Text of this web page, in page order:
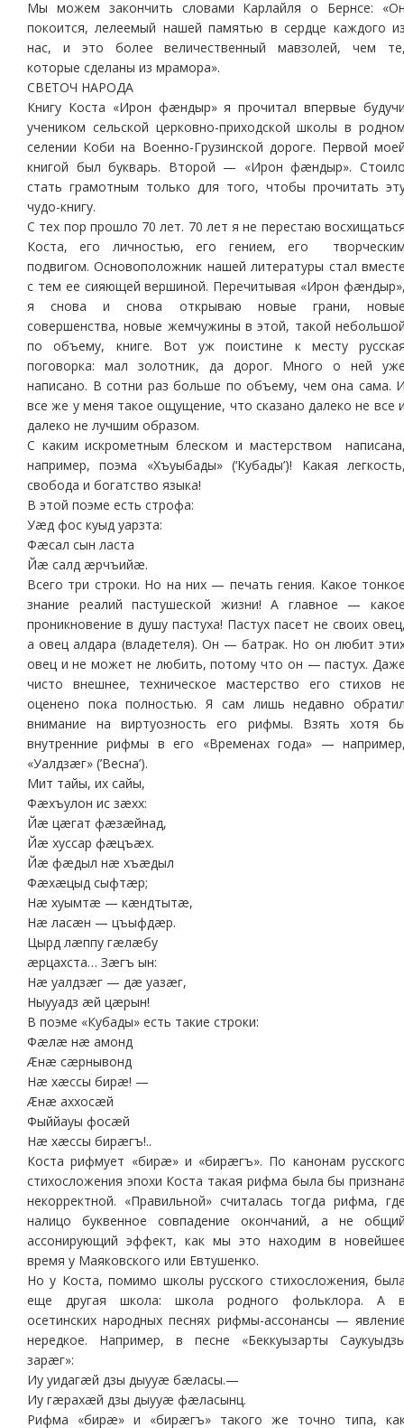
Мы можем закончить словами Карлайля о Бернсе:
покоится, лелеемый нашей памятью в сердце каждого
нас, и это более величественный мавзолей, чем
которые сделаны из мрамора».
СВЕТОЧ НАРОДА
Книгу Коста «Ирон фæндыр» я прочитал впервые
учеником сельской церковно-приходской школы в
селении Коби на Военно-Грузинской дороге. Первой
книгой был букварь. Второй — «Ирон фæндыр».
стать грамотным только для того, чтобы прочитать
чудо-книгу.
С тех пор прошло 70 лет. 70 лет я не перестаю
Коста, его личностью, его гением, его
подвигом. Основоположник нашей литературы стал
с тем ее сияющей вершиной. Перечитывая «Ирон
я снова и снова открываю новые грани,
совершенства, новые жемчужины в этой, такой
по объему, книге. Вот уж поистине к месту
поговорка: мал золотник, да дорог. Много о ней
написано. В сотни раз больше по объему, чем она сама.
все же у меня такое ощущение, что сказано далеко не все
далеко не лучшим образом.
С каким искрометным блеском и мастерством
например, поэма «Хъуыбады» (‘Кубады’)! Какая
свобода и богатство языка!
В этой поэме есть строфа:
Уæд фос куыд уарзта:
Фæсал сын ласта
Йæ салд æрчъийæ.
Всего три строки. Но на них — печать гения. Какое
знание реалий пастушеской жизни! А главное —
проникновение в душу пастуха! Пастух пасет не своих
а овец алдара (владетеля). Он — батрак. Но он любит
овец и не может не любить, потому что он — пастух.
чисто внешнее, техническое мастерство его стихов
оценено пока полностью. Я сам лишь недавно
внимание на виртуозность его рифмы. Взять хотя
внутренние рифмы в его «Временах года» —
«Уалдзæг» (’Весна’).
Мит тайы, их сайы,
Фæхъулон ис зæхх:
Йæ цæгат фæзæйнад,
Йæ хуссар фæцъæх.
Йæ фæдыл нæ хъæдыл
Фæхæцыд сыфтæр;
Нæ хуымтæ — кæндтытæ,
Нæ ласæн — цъыфдæр.
Цырд лæппу гæлæбу
æрцахста… Зæгъ ын:
Нæ уалдзæг — дæ уазæг,
Ныууадз æй цæрын!
В поэме «Кубады» есть такие строки:
Фæлæ нæ амонд
Æнæ сæрнывонд
Нæ хæссы бирæ! —
Æнæ аххосæй
Фыййауы фосæй
Нæ хæссы бирæгъ!..
Коста рифмует «бирæ» и «бирæгъ». По канонам
стихосложения эпохи Коста такая рифма была бы
некорректной. «Правильной» считалась тогда рифма,
налицо буквенное совпадение окончаний, а не
ассонирующий эффект, как мы это находим в
время у Маяковского или Евтушенко.
Но у Коста, помимо школы русского стихосложения,
еще другая школа: школа родного фольклора. А
осетинских народных песнях рифмы-ассонансы —
нередкое. Например, в песне «Беккуызарты
зарæг»:
Иу уидагæй дзы дыууæ бæласы.—
Иу гæрахæй дзы дыууæ фæласынц.
Рифма «бирæ» и «бирæгъ» такого же точно типа,